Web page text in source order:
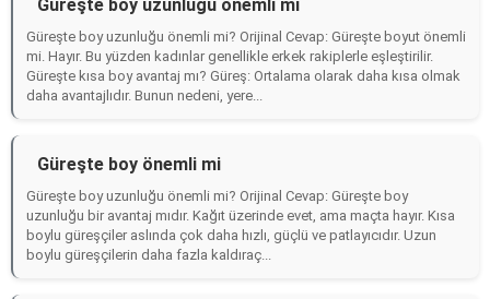
Güreşte boy uzunluğu önemli mi
Güreşte boy uzunluğu önemli mi? Orijinal Cevap: Güreşte boyut önemli
mi. Hayır. Bu yüzden kadınlar genellikle erkek rakiplerle eşleştirilir.
Güreşte kısa boy avantaj mı? Güreş: Ortalama olarak daha kısa olmak
daha avantajlıdır. Bunun nedeni, yere...
Güreşte boy önemli mi
Güreşte boy uzunluğu önemli mi? Orijinal Cevap: Güreşte boy
uzunluğu bir avantaj mıdır. Kağıt üzerinde evet, ama maçta hayır. Kısa
boylu güreşçiler aslında çok daha hızlı, güçlü ve patlayıcıdır. Uzun
boylu güreşçilerin daha fazla kaldıraç...